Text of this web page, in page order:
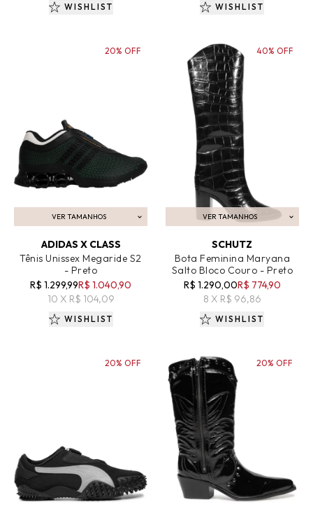
WISHLIST WISHLIST
VER TAMANHOS
ADICIONAR AO CARRINHO
ADIDAS X CLASS
Tênis Unissex Megaride S2
- Preto
R$ 1.299,99R$ 1.040,90
10 X R$ 104,09
20% OFF
WISHLIST
VER TAMANHOS
ADICIONAR AO CARRINHO
SCHUTZ
Bota Feminina Maryana
Salto Bloco Couro - Preto
R$ 1.290,00R$ 774,90
8 X R$ 96,86
40% OFF
WISHLIST
20% OFF 20% OFF